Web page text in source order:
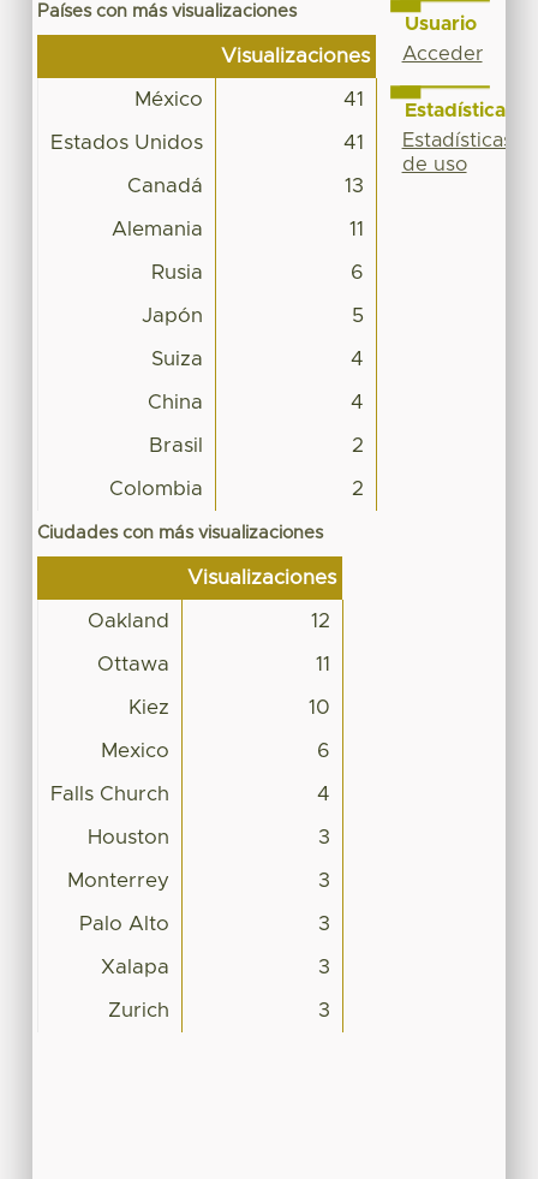
Países con más visualizaciones
Visualizaciones
México 41
Estados Unidos 41
Canadá 13
Alemania 11
Rusia 6
Japón 5
Suiza 4
China 4
Brasil 2
Colombia 2
Ciudades con más visualizaciones
Visualizaciones
Oakland 12
Ottawa 11
Kiez 10
Mexico 6
Falls Church 4
Houston 3
Monterrey 3
Palo Alto 3
Xalapa 3
Zurich 3
Usuario
Acceder
Estadísticas
Estadísticas
de uso